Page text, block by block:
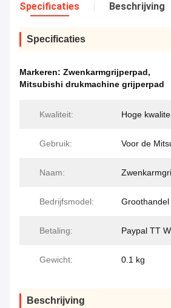
Specificaties Beschrijving
Specificaties
Markeren: Zwenkarmgrijperpad,
Mitsubishi drukmachine grijperpad
Kwaliteit: Hoge
Gebruik: Voor de
Naam:
Bedrijfsmodel:
Betaling: Paypal TT
Gewicht: 0.1 kg
Beschrijving